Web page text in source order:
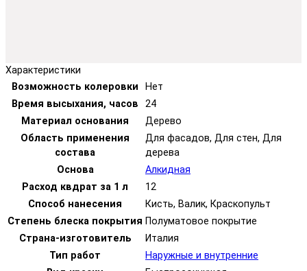
Характеристики
Возможность колеровки
Нет
Время высыхания, часов
24
Материал основания
Дерево
Область применения
состава
Для фасадов, Для стен, Для
дерева
Основа
Алкидная
Расход квдрат за 1 л
12
Способ нанесения
Кисть, Валик, Краскопульт
Степень блеска покрытия Полуматовое покрытие
Страна-изготовитель
Италия
Тип работ
Наружные и внутренние